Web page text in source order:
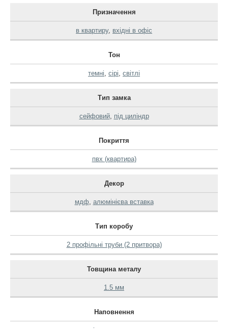
Призначення
в квартиру, вхідні в офіс
Тон
темні, сірі, світлі
Тип замка
сейфовий, під циліндр
Покриття
пвх (квартира)
Декор
мдф, алюмінієва вставка
Тип коробу
2 профільні труби (2 притвора)
Товщина металу
1.5 мм
Наповнення